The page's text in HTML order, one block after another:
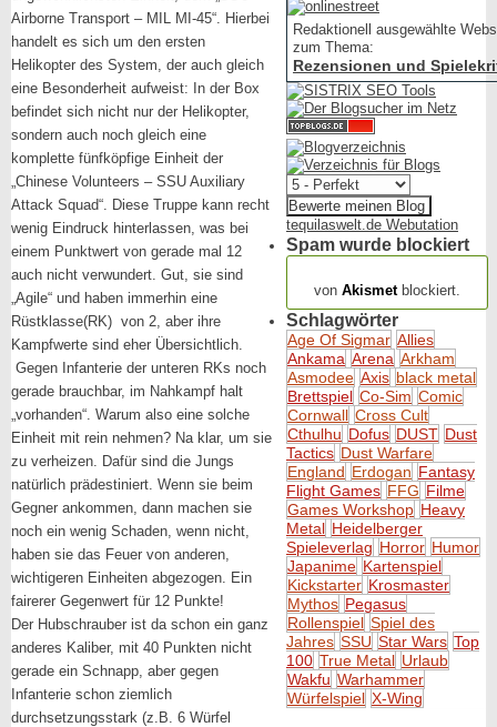
Airborne Transport – MIL MI-45“. Hierbei
handelt es sich um den ersten
Helikopter des System, der auch gleich
eine Besonderheit aufweist: In der Box
befindet sich nicht nur der Helikopter,
sondern auch noch gleich eine
komplette fünfköpfige Einheit der
„Chinese Volunteers – SSU Auxiliary
Attack Squad“. Diese Truppe kann recht
wenig Eindruck hinterlassen, was bei
einem Punktwert von gerade mal 12
auch nicht verwundert. Gut, sie sind
„Agile“ und haben immerhin eine
Rüstklasse(RK) von 2, aber ihre
Kampfwerte sind eher Übersichtlich.
Gegen Infanterie der unteren RKs noch
gerade brauchbar, im Nahkampf halt
„vorhanden“. Warum also eine solche
Einheit mit rein nehmen? Na klar, um sie
zu verheizen. Dafür sind die Jungs
natürlich prädestiniert. Wenn sie beim
Gegner ankommen, dann machen sie
noch ein wenig Schaden, wenn nicht,
haben sie das Feuer von anderen,
wichtigeren Einheiten abgezogen. Ein
fairerer Gegenwert für 12 Punkte!
Der Hubschrauber ist da schon ein ganz
anderes Kaliber, mit 40 Punkten nicht
gerade ein Schnapp, aber gegen
Infanterie schon ziemlich
durchsetzungsstark (z.B. 6 Würfel
Redaktionell ausgewählte
zum Thema:
Rezensionen und
tequilaswelt.de Webutation
Spam wurde blockiert
von Akismetblockiert.
Schlagwörter
Age Of Sigmar Allies
Ankama Arena Arkham
Asmodee Axis black metal
Brettspiel Co-Sim Comic
Cornwall Cross Cult
Cthulhu Dofus DUST Dust
Tactics Dust Warfare
England Erdogan Fantasy
Flight Games FFG Filme
Games Workshop Heavy
Metal Heidelberger
Spieleverlag Horror Humor
Japanime Kartenspiel
Kickstarter Krosmaster
Mythos Pegasus
Rollenspiel Spiel des
Jahres SSU Star Wars Top
100 True Metal Urlaub
Wakfu Warhammer
Würfelspiel X-Wing